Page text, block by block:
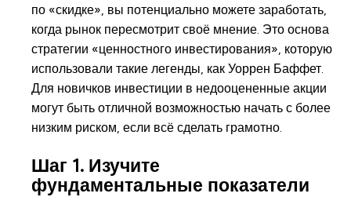
по «скидке», вы потенциально можете заработать,
когда рынок пересмотрит своё мнение. Это основа
стратегии «ценностного инвестирования», которую
использовали такие легенды, как Уоррен Баффет.
Для новичков инвестиции в недооцененные акции
могут быть отличной возможностью начать с более
низким риском, если всё сделать грамотно.
Шаг 1. Изучите
фундаментальные показатели